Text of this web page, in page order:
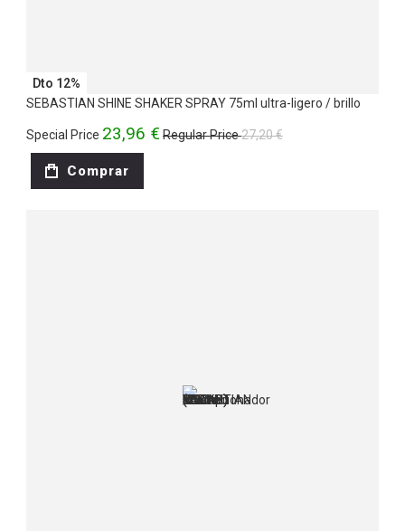
Dto 12%
SEBASTIAN SHINE SHAKER SPRAY 75ml ultra-ligero / brillo
Special Price 23,96 € Regular Price27,20 €
Comprar